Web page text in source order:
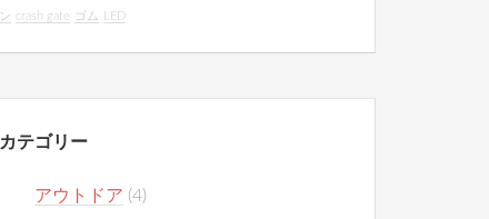
ン crash gate ゴム LED
カテゴリー
アウトドア (4)